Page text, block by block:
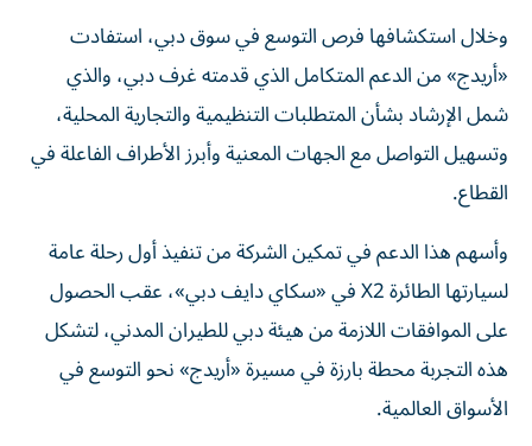
وخلال استكشافها فرص التوسع في سوق دبي، استفادت
«أريدج» من الدعم المتكامل الذي قدمته غرف دبي، والذي
شمل الإرشاد بشأن المتطلبات التنظيمية والتجارية المحلية،
وتسهيل التواصل مع الجهات المعنية وأبرز الأطراف الفاعلة في
القطاع.
وأسهم هذا الدعم في تمكين الشركة من تنفيذ أول رحلة عامة
لسيارتها الطائرة X2 في «سكاي دايف دبي»، عقب الحصول
على الموافقات اللازمة من هيئة دبي للطيران المدني، لتشكل
هذه التجربة محطة بارزة في مسيرة «أريدج» نحو التوسع في
الأسواق العالمية.